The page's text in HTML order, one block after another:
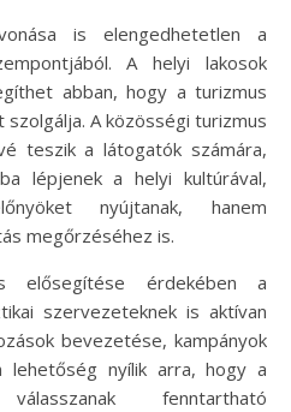
is elengedhetetlen a
A helyi lakosok
abban, hogy a turizmus
A közösségi turizmus
teszik a látogatók számára,
lépjenek a helyi kultúrával,
nyújtanak, hanem
megőrzéséhez is.
elősegítése érdekében a
szervezeteknek is aktívan
bevezetése, kampányok
lehetőség nyílik arra, hogy a
fenntartható